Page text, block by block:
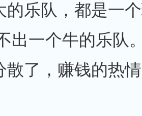
的乐队，都是一
出一个牛的乐队
散了，赚钱的热